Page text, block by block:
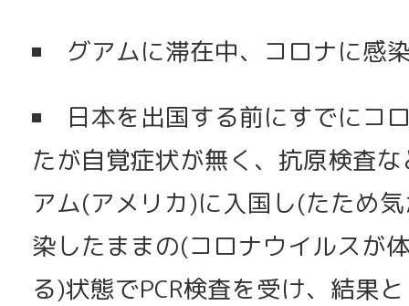
グアムに滞在中、コロナに感
日本を出国する前にすでにコ
たが自覚症状が無く、抗原検査
アム(アメリカ)に入国し(たため
染したままの(コロナウイルスが
る)状態でPCR検査を受け、結果